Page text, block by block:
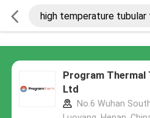
Program Thermal
Ltd
No.6 Wuhan